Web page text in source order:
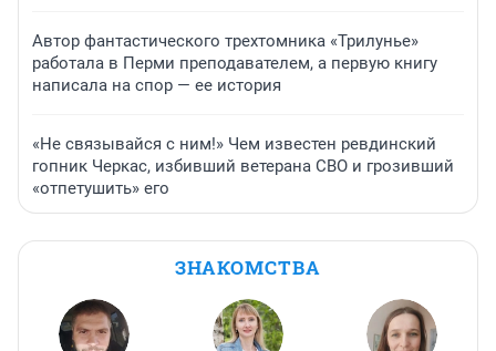
Автор фантастического трехтомника «Трилунье»
работала в Перми преподавателем, а первую книгу
написала на спор — ее история
«Не связывайся с ним!» Чем известен ревдинский
гопник Черкас, избивший ветерана СВО и грозивший
«отпетушить» его
ЗНАКОМСТВА